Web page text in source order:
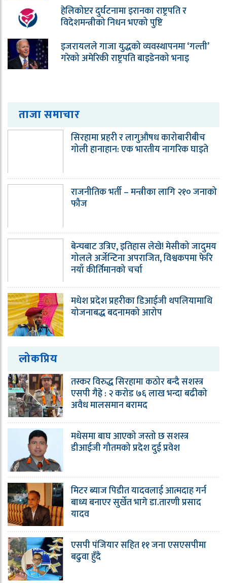
हेलिकोप्टर दुर्घटनामा इरानका राष्ट्रपति र
विदेशमन्त्रीको निधन भएको पुष्टि
इजरायलले गाजा युद्धको व्यवस्थापनमा ‘गल्ती’
गरेको अमेरिकी राष्ट्रपति बाइडेनको भनाइ
ताजा समाचार
सिरहामा प्रहरी र लागुऔषध कारोबारीबीच
गोली हानाहान: एक भारतीय नागरिक घाइते
राजनीतिक भर्ती – मन्त्रीका लागि २१० जनाको
फौज
बेन्चबाट उत्रिए, इतिहास लेखे! मेसीको जादुमय
गोलले अर्जेन्टिना अपराजित, विश्वकपमा फेरि
नयाँ कीर्तिमानको चर्चा
मधेश प्रदेश प्रहरीका डिआईजी थपलियामाथि
योजनाबद्ध बदनामको आरोप
लोकप्रिय
तस्कर विरुद्ध सिरहामा कठोर बन्दै सशस्त्र
एसपी गैह्रे : २ करोड ७६ लाख भन्दा बढीको
अवैध मालसमान बरामद
मधेसमा बाघ आएको जस्तो छ सशस्त्र
डीआईजी गौतमको प्रदेश दुई प्रवेश
मिटर ब्याज पिडीत यादवलाई आत्मदाह गर्न
बाध्य बनाएर सुर्खेत भागे डा.तारणी प्रसाद
यादव
एसपी पंजियार सहित ११ जना एसएसपीमा
बढुवा हुँदै